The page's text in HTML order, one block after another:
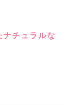
ナチュラルな